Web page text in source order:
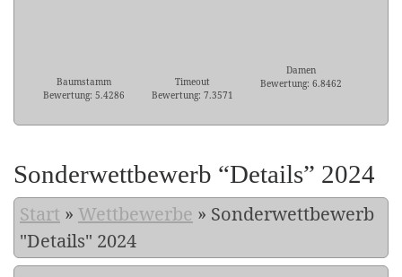
Baumstamm
Bewertung: 5.4286
Timeout
Bewertung: 7.3571
Damen
Bewertung: 6.8462
Sonderwettbewerb “Details” 2024
Start » Wettbewerbe » Sonderwettbewerb
"Details" 2024